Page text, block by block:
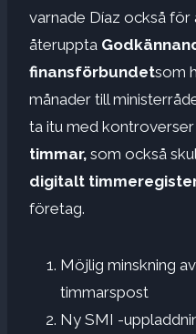
varnade Díaz också
återuppta
finansförbundetsom
månader till
ta itu med kontroverser
timmar, som också
digitalt
företag.
Möjlig minskning
timmarspost
Ny SMI -